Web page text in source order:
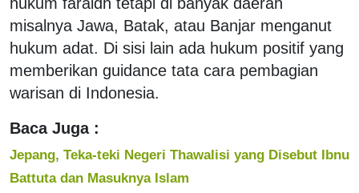
misalnya Jawa, Batak, atau Banjar menganut
hukum adat. Di sisi lain ada hukum positif yang
memberikan guidance tata cara pembagian
warisan di Indonesia.
Baca Juga :
Jepang, Teka-teki Negeri Thawalisi yang Disebut Ibnu
Battuta dan Masuknya Islam